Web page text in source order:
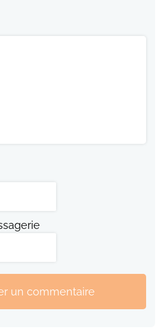
un commentaire